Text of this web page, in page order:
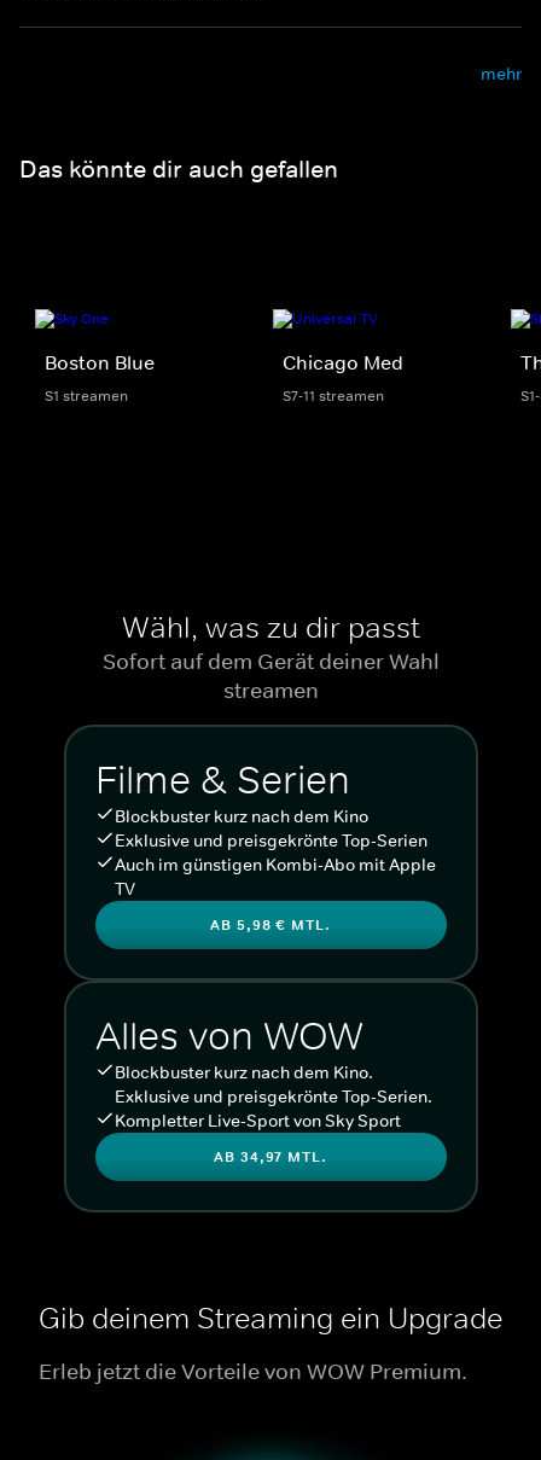
mehr
Das könnte dir auch gefallen
Boston Blue
S1 streamen
Chicago Med
S7-11 streamen
Wähl, was zu dir passt
Sofort auf dem Gerät deiner Wahl
streamen
Filme & Serien
Blockbuster kurz nach dem Kino
Exklusive und preisgekrönte Top-Serien
Auch im günstigen Kombi-Abo mit Apple
TV
AB 5,98 € MTL.
Alles von WOW
Blockbuster kurz nach dem Kino.
Exklusive und preisgekrönte Top-Serien.
Kompletter Live-Sport von Sky Sport
AB 34,97 MTL.
Gib deinem Streaming ein Upgrade
Erleb jetzt die Vorteile von WOW Premium.